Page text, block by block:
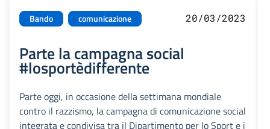
Bando comunicazione 20/03/2023
Parte la campagna social
#losportèdifferente
Parte oggi, in occasione della settimana mondiale
contro il razzismo, la campagna di comunicazione social
integrata e condivisa tra il Dipartimento per lo Sport e i